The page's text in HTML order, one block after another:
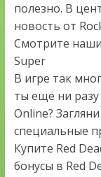
полезно. В
новость от
Смотрите
Super
В игре так
ты ещё ни разу
Online?
специальные
Купите Red
бонусы в Red